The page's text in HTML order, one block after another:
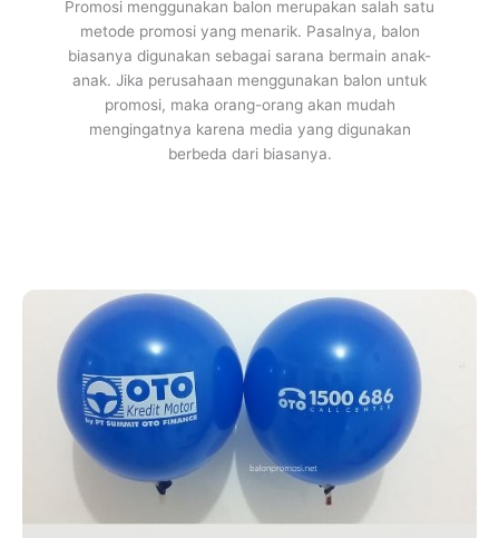
Promosi menggunakan balon merupakan salah satu
metode promosi yang menarik. Pasalnya, balon
biasanya digunakan sebagai sarana bermain anak-
anak. Jika perusahaan menggunakan balon untuk
promosi, maka orang-orang akan mudah
mengingatnya karena media yang digunakan
berbeda dari biasanya.